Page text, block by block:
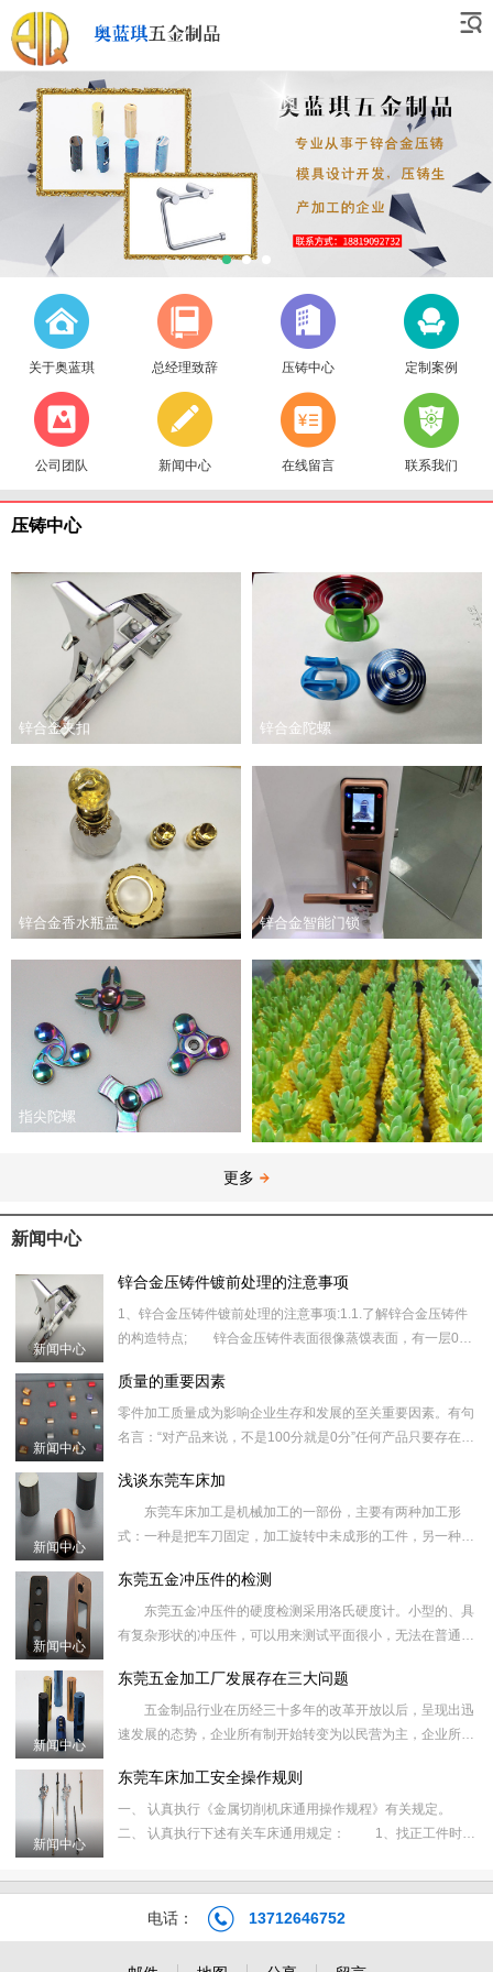
关于奥蓝琪 总经理致辞 压铸中心 定制案例
公司团队 新闻中心 在线留言 联系我们
压铸中心
锌合金夹扣 锌合金陀螺
锌合金香水瓶盖 锌合金智能门锁
指尖陀螺
更多
新闻中心
新闻中心
锌合金压铸件镀前处理的注意事项
1、锌合金压铸件镀前处理的注意事项:1.1.了解锌合金压铸件
的构造特点; 锌合金压铸件表面很像蒸馍表面，有一层0．
散、多孔
新闻中心
质量的重要因素
​零件加工质量成为影响企业生存和发展的至关重要因素。有句
名言：“对产品来说，不是100分就是0分”任何产品只要存在一
场，企业的产
新闻中心
浅谈东莞车床加
东莞车床加工是机械加工的一部份，主要有两种加工形
式：一种是把车刀固定，加工旋转中未成形的工件，另一种是
向移动进行精度加
新闻中心
东莞五金冲压件的检测
东莞五金冲压件的硬度检测采用洛氏硬度计。小型的、具
有复杂形状的冲压件，可以用来测试平面很小，无法在普通台
拉深、成形、
新闻中心
东莞五金加工厂发展存在三大问题
五金制品行业在历经三十多年的改革开放以后，呈现出迅
速发展的态势，企业所有制开始转变为以民营为主，企业所在
的地区集中，这
新闻中心
东莞车床加工安全操作规则
一、 认真执行《金属切削机床通用操作规程》有关规定。
二、 认真执行下述有关车床通用规定： 1、找正工件时，
2、改变主
电话： 13712646752